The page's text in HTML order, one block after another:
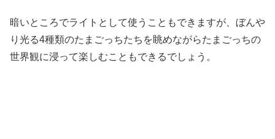
暗いところでライトとして使うこともできますが、ぼんや
り光る4種類のたまごっちたちを眺めながらたまごっちの
世界観に浸って楽しむこともできるでしょう。